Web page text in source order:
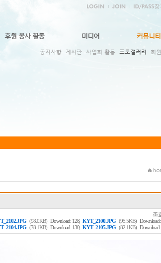
후원 봉사 활동 미디어 커뮤니티
공지사항 게시판 사업회 활동 포토갤러리 회
조
(98.0KB) Download: 128, KYT_2100.JPG (95.5KB)
(78.1KB) Download: 130, KYT_2105.JPG (82.1KB)